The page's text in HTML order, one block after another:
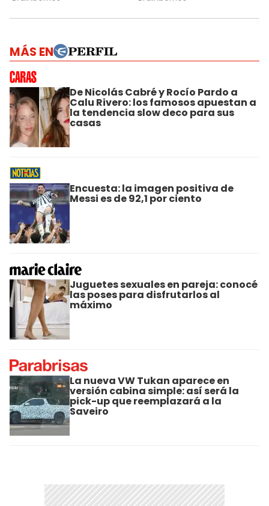
MÁS EN
De Nicolás Cabré y Rocío Pardo a
Calu Rivero: los famosos apuestan a
la tendencia slow deco para sus
casas
Encuesta: la imagen positiva de
Messi es de 92,1 por ciento
Juguetes sexuales en pareja: conocé
las poses para disfrutarlos al
máximo
La nueva VW Tukan aparece en
versión cabina simple: así será la
pick-up que reemplazará a la
Saveiro